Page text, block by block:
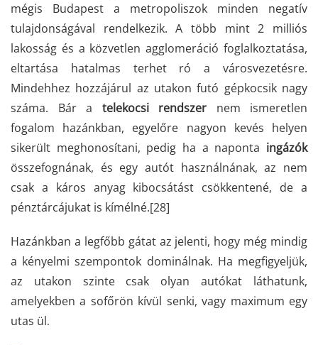
mégis Budapest a metropoliszok minden negatív
tulajdonságával rendelkezik. A több mint 2 milliós
lakosság és a közvetlen agglomeráció foglalkoztatása,
eltartása hatalmas terhet ró a városvezetésre.
Mindehhez hozzájárul az utakon futó gépkocsik nagy
száma. Bár a telekocsi rendszer nem ismeretlen
fogalom hazánkban, egyelőre nagyon kevés helyen
sikerült meghonosítani, pedig ha a naponta ingázók
összefognának, és egy autót használnának, az nem
csak a káros anyag kibocsátást csökkentené, de a
pénztárcájukat is kímélné.[28]
Hazánkban a legfőbb gátat az jelenti, hogy még mindig
a kényelmi szempontok dominálnak. Ha megfigyeljük,
az utakon szinte csak olyan autókat láthatunk,
amelyekben a sofőrön kívül senki, vagy maximum egy
utas ül.